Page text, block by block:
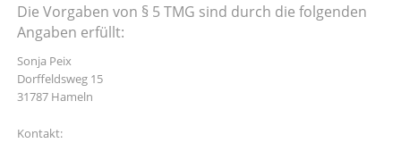
Die Vorgaben von § 5 TMG sind durch die folgenden
Angaben erfüllt:
Sonja Peix
Dorffeldsweg 15
31787 Hameln
Kontakt: